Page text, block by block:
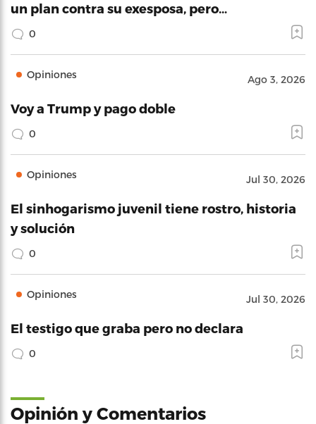
un plan contra su exesposa, pero…
0
Opiniones Ago 3, 2026
Voy a Trump y pago doble
0
Opiniones Jul 30, 2026
El sinhogarismo juvenil tiene rostro, historia
y solución
0
Opiniones Jul 30, 2026
El testigo que graba pero no declara
0
Opinión y Comentarios